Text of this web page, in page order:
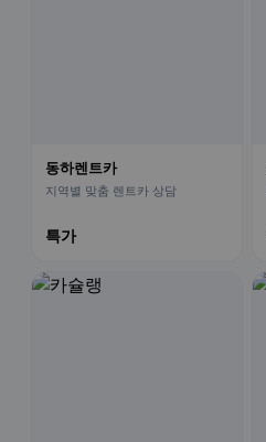
동하렌트카
지역별 맞춤 렌트카 상담
특가